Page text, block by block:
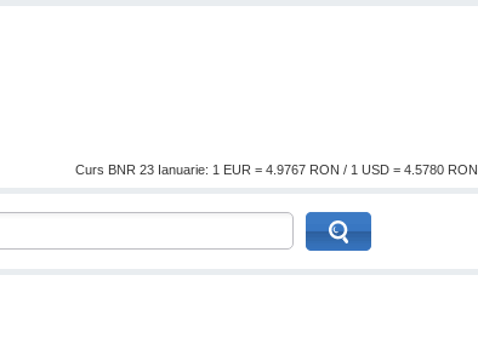
Curs BNR 23 Ianuarie: 1 EUR = 4.9767 RON / 1 USD = 4.5780 RON